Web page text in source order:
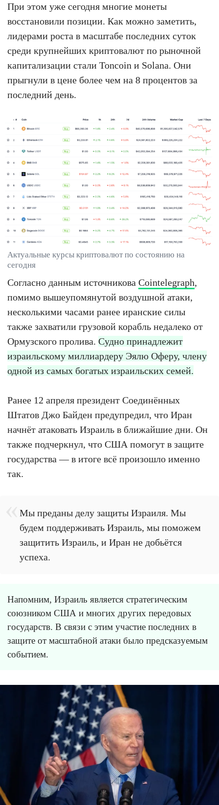
При этом уже сегодня многие монеты
восстановили позиции. Как можно заметить,
лидерами роста в масштабе последних суток
среди крупнейших криптовалют по рыночной
капитализации стали Toncoin и Solana. Они
прыгнули в цене более чем на 8 процентов за
последний день.
Актуальные курсы криптовалют по состоянию на
сегодня
Согласно данным источникова Cointelegraph,
помимо вышеупомянутой воздушной атаки,
несколькими часами ранее иранские силы
также захватили грузовой корабль недалеко от
Ормузского пролива. Судно принадлежит
израильскому миллиардеру Эялю Оферу, члену
одной из самых богатых израильских семей.
Ранее 12 апреля президент Соединённых
Штатов Джо Байден предупредил, что Иран
начнёт атаковать Израиль в ближайшие дни. Он
также подчеркнул, что США помогут в защите
государства — в итоге всё произошло именно
так.
Мы преданы делу защиты Израиля. Мы
будем поддерживать Израиль, мы поможем
защитить Израиль, и Иран не добьётся
успеха.
Напомним, Израиль является стратегическим
союзником США и многих других передовых
государств. В связи с этим участие последних в
защите от масштабной атаки было предсказуемым
событием.